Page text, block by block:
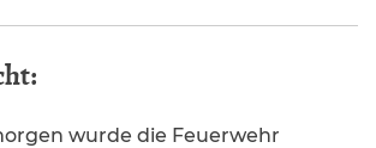
wurde die Feuerwehr